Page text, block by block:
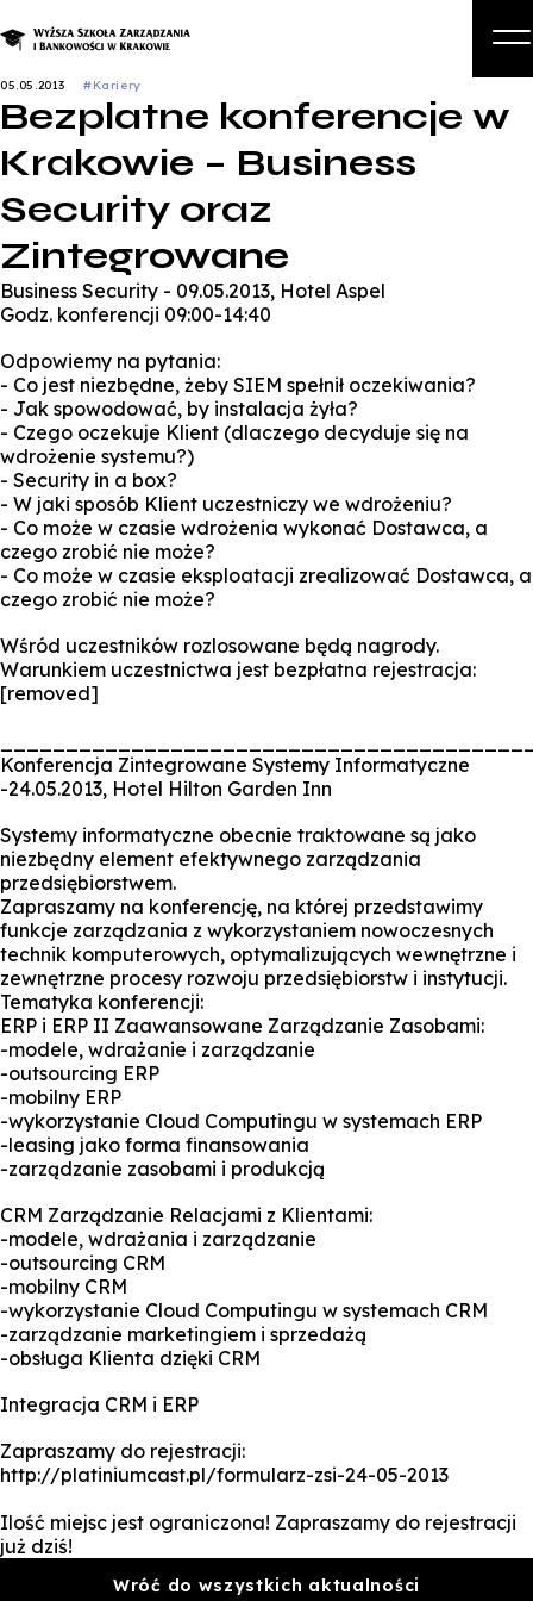
O
05.05.2013 #Kariery
Bezplatne konferencje w
Krakowie – Business
Security oraz
Zintegrowane
Business Security - 09.05.2013, Hotel Aspel
Godz. konferencji 09:00-14:40
Odpowiemy na pytania:
- Co jest niezbędne, żeby SIEM spełnił oczekiwania?
- Jak spowodować, by instalacja żyła?
- Czego oczekuje Klient (dlaczego decyduje się na
wdrożenie systemu?)
- Security in a box?
- W jaki sposób Klient uczestniczy we wdrożeniu?
- Co może w czasie wdrożenia wykonać Dostawca, a
czego zrobić nie może?
- Co może w czasie eksploatacji zrealizować Dostawca, a
czego zrobić nie może?
Wśród uczestników rozlosowane będą nagrody.
Warunkiem uczestnictwa jest bezpłatna rejestracja:
[removed]
Konferencja Zintegrowane Systemy Informatyczne
-24.05.2013, Hotel Hilton Garden Inn
Systemy informatyczne obecnie traktowane są jako
niezbędny element efektywnego zarządzania
przedsiębiorstwem.
Zapraszamy na konferencję, na której przedstawimy
funkcje zarządzania z wykorzystaniem nowoczesnych
technik komputerowych, optymalizujących wewnętrzne i
zewnętrzne procesy rozwoju przedsiębiorstw i instytucji.
Tematyka konferencji:
ERP i ERP II Zaawansowane Zarządzanie Zasobami:
-modele, wdrażanie i zarządzanie
-outsourcing ERP
-mobilny ERP
-wykorzystanie Cloud Computingu w systemach ERP
-leasing jako forma finansowania
-zarządzanie zasobami i produkcją
CRM Zarządzanie Relacjami z Klientami:
-modele, wdrażania i zarządzanie
-outsourcing CRM
-mobilny CRM
-wykorzystanie Cloud Computingu w systemach CRM
-zarządzanie marketingiem i sprzedażą
-obsługa Klienta dzięki CRM
Integracja CRM i ERP
Zapraszamy do rejestracji:
http://platiniumcast.pl/formularz-zsi-24-05-2013
Ilość miejsc jest ograniczona! Zapraszamy do rejestracji
już dziś!
Wróć do wszystkich aktualności